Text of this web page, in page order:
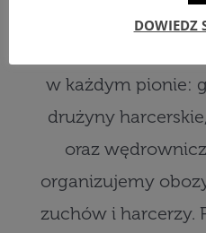
miasta Łowicz i
w każdym pionie:
drużyny
oraz
organizujemy
zuchów i harcerzy.
DOWIEDZ